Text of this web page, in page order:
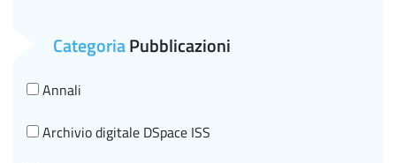
Salute Mentale
CategoriaPubblicazioni
Annali
Archivio digitale DSpace ISS